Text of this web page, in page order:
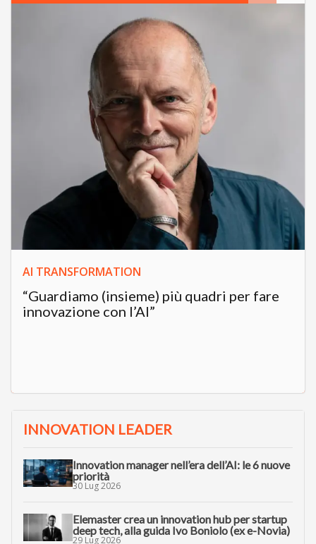
AI TRANSFORMATION
“Guardiamo (insieme) più quadri per fare
innovazione con l’AI”
INNOVATION LEADER
Innovation manager nell’era dell’AI: le 6 nuove
priorità
30 Lug 2026
Elemaster crea un innovation hub per startup
deep tech, alla guida Ivo Boniolo (ex e-Novia)
29 Lug 2026